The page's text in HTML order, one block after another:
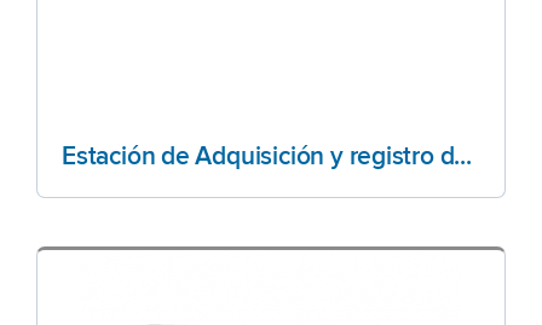
Estación de Adquisición y registro de datos GX10/20